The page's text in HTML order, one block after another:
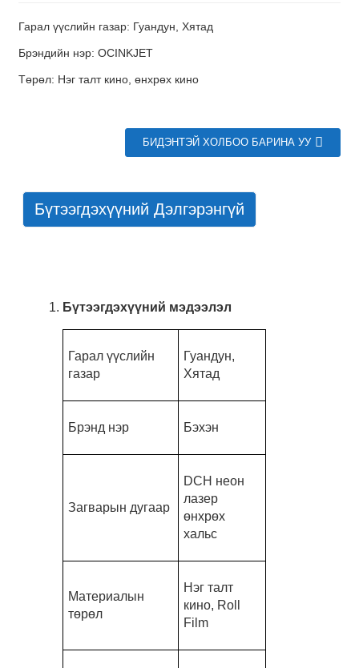
Гарал үүслийн газар: Гуандун, Хятад
Брэндийн нэр: OCINKJET
Төрөл: Нэг талт кино, өнхрөх кино
БИДЭНТЭЙ ХОЛБОО БАРИНА УУ
Бүтээгдэхүүний Дэлгэрэнгүй
Бүтээгдэхүүний мэдээлэл
Гарал үүслийн
газар
Гуандун,
Хятад
Брэнд нэр Бэхэн
Загварын дугаар
DCH неон
лазер
өнхрөх
хальс
Материалын
төрөл
Нэг талт
кино, Roll
Film